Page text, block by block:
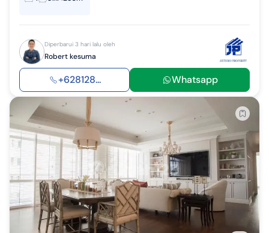
Diperbarui 3 hari lalu oleh
Robert kesuma
+628128... Whatsapp